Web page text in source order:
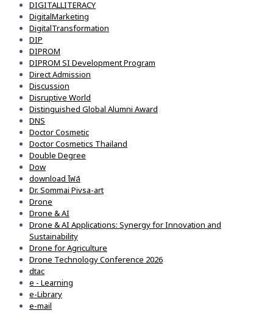
DIGITALLITERACY
DigitalMarketing
DigitalTransformation
DIP
DIPROM
DIPROM SI Development Program
Direct Admission
Discussion
Disruptive World
Distinguished Global Alumni Award
DNS
Doctor Cosmetic
Doctor Cosmetics Thailand
Double Degree
Dow
download ไฟล์
Dr. Sommai Pivsa-art
Drone
Drone & AI
Drone & AI Applications: Synergy for Innovation and
Sustainability
Drone for Agriculture
Drone Technology Conference 2026
dtac
e - Learning
e-Library
e-mail